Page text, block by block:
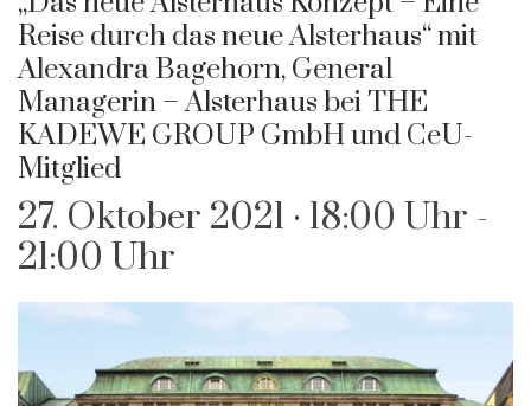
Reise durch das neue Alsterhaus“ mit
Alexandra Bagehorn, General
Managerin – Alsterhaus bei THE
KADEWE GROUP GmbH und CeU-
Mitglied
27. Oktober 2021 · 18:00 Uhr -
21:00 Uhr